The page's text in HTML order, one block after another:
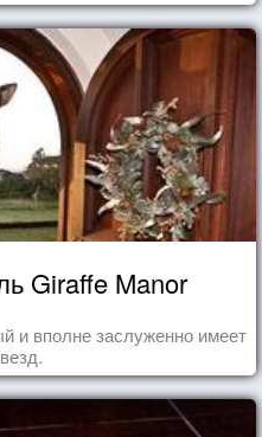
Giraffe Manor
и вполне заслуженно имеет